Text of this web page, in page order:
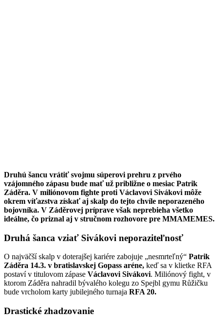
Druhú šancu vrátiť svojmu súperovi prehru z prvého
vzájomného zápasu bude mať už približne o mesiac Patrik
Záděra. V miliónovom fighte proti Václavovi Sivákovi môže
okrem víťazstva získať aj skalp do tejto chvíle neporazeného
bojovníka. V Záděrovej príprave však neprebieha všetko
ideálne, čo priznal aj v stručnom rozhovore pre MMAMEMES.
Druhá šanca vziať Sivákovi neporaziteľnosť
O najväčší skalp v doterajšej kariére zabojuje „nesmrteľný“ Patrik
Záděra 14.3. v bratislavskej Gopass aréne, keď sa v klietke RFA
postaví v titulovom zápase Václavovi Sivákovi. Miliónový fight, v
ktorom Záděra nahradil bývalého kolegu zo Spejbl gymu Růžičku
bude vrcholom karty jubilejného turnaja RFA 20.
Drastické zhadzovanie